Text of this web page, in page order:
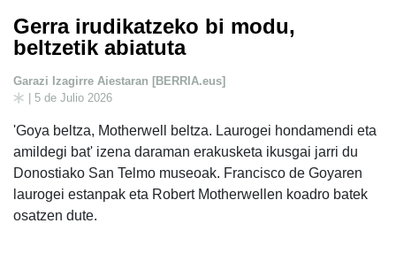
Gerra irudikatzeko bi modu,
beltzetik abiatuta
Garazi Izagirre Aiestaran [BERRIA.eus]
| 5 de Julio 2026
'Goya beltza, Motherwell beltza. Laurogei hondamendi eta
amildegi bat' izena daraman erakusketa ikusgai jarri du
Donostiako San Telmo museoak. Francisco de Goyaren
laurogei estanpak eta Robert Motherwellen koadro batek
osatzen dute.